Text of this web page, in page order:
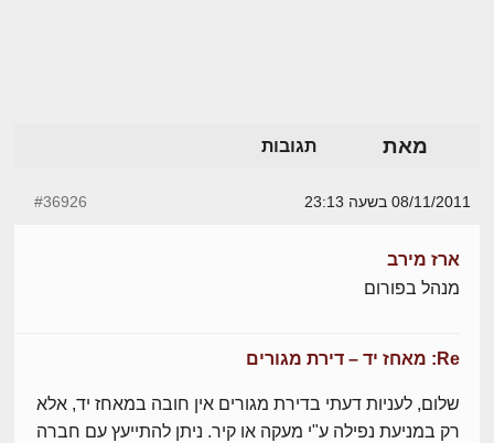
מאת תגובות
08/11/2011 בשעה 23:13 #36926
ארז מירב
מנהל בפורום
Re: מאחז יד – דירת מגורים
שלום, לעניות דעתי בדירת מגורים אין חובה במאחז יד, אלא
רק במניעת נפילה ע"י מעקה או קיר. ניתן להתייעץ עם חברה